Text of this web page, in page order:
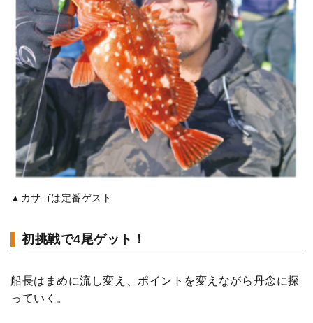
▲カサゴは定番ゲスト
初挑戦で4尾ゲット！
船長はまめに流し変え、ポイントを変えながら丹念に探
っていく。